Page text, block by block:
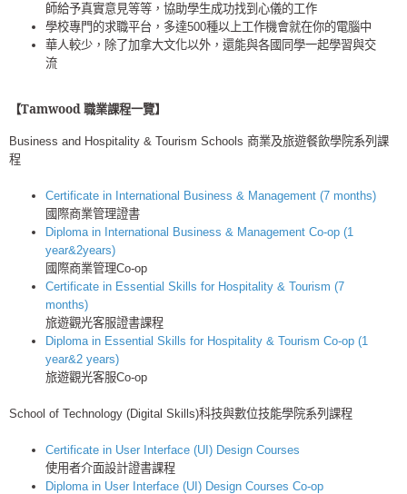
師給予真實意見等等，協助學生成功找到心儀的工作
學校專門的求職平台，多達500種以上工作機會就在你的電腦中
華人較少，除了加拿大文化以外，還能與各國同學一起學習與交
流
【Tamwood 職業課程一覽】
Business and Hospitality & Tourism Schools 商業及旅遊餐飲學院系列課
程
Certificate in International Business & Management (7 months)
國際商業管理證書
Diploma in International Business & Management Co-op (1
year&2years)
國際商業管理Co-op
Certificate in Essential Skills for Hospitality & Tourism (7
months)
旅遊觀光客服證書課程
Diploma in Essential Skills for Hospitality & Tourism Co-op (1
year&2 years)
旅遊觀光客服Co-op
School of Technology (Digital Skills)科技與數位技能學院系列課程
Certificate in User Interface (UI) Design Courses
使用者介面設計證書課程
Diploma in User Interface (UI) Design Courses Co-op